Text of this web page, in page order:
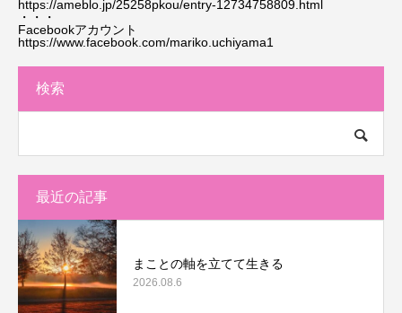
https://ameblo.jp/25258pkou/entry-12734758809.html
・・・
Facebookアカウント
https://www.facebook.com/mariko.uchiyama1
検索
最近の記事
まことの軸を立てて生きる
2026.08.6